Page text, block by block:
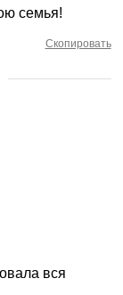
семья!
Скопировать
вся